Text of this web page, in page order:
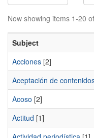
Now showing items 1-20
Subject
Acciones [2]
Aceptación de
Acoso [2]
Actitud [1]